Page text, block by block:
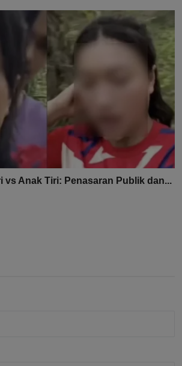
vs Anak Tiri: Penasaran Publik dan...